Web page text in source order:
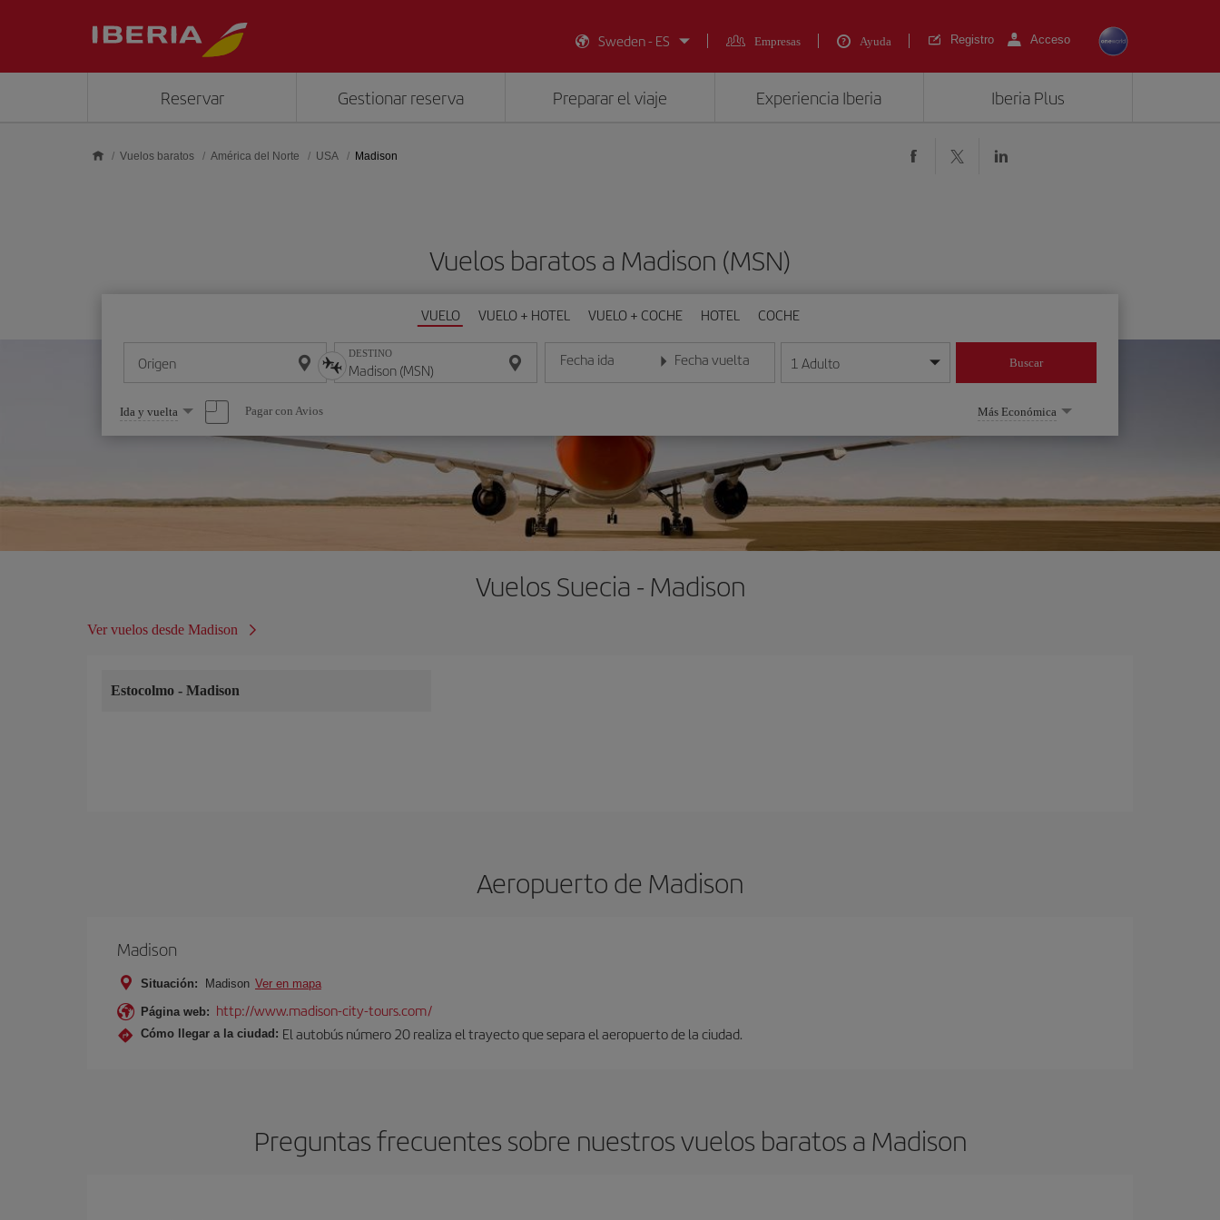
Sweden - ES
Empresas Ayuda Registro Acceso
Reservar Gestionar reserva Preparar el viaje Experiencia Iberia Iberia Plus
Vuelos baratos América del Norte USA Madison
Vuelos baratos a Madison (MSN)
VUELO VUELO + HOTEL VUELO + COCHE HOTEL COCHE
Origen DESTINO Fecha ida
Introduce la fecha en formato día/mes/año
Fecha vuelta
Introduce la fecha en formato día/mes/año
1 Adulto Buscar
Seleccione
una
opción
Ida y vuelta Pagar con Avios Más Económica
Vuelos Suecia - Madison
Ver vuelos desde Madison
Estocolmo - Madison
Aeropuerto de Madison
Madison
Situación: Madison Ver en mapa
Página web: http://www.madison-city-tours.com/
Cómo llegar a la ciudad: El autobús número 20 realiza el trayecto que separa el aeropuerto de la ciudad.
Preguntas frecuentes sobre nuestros vuelos baratos a Madison